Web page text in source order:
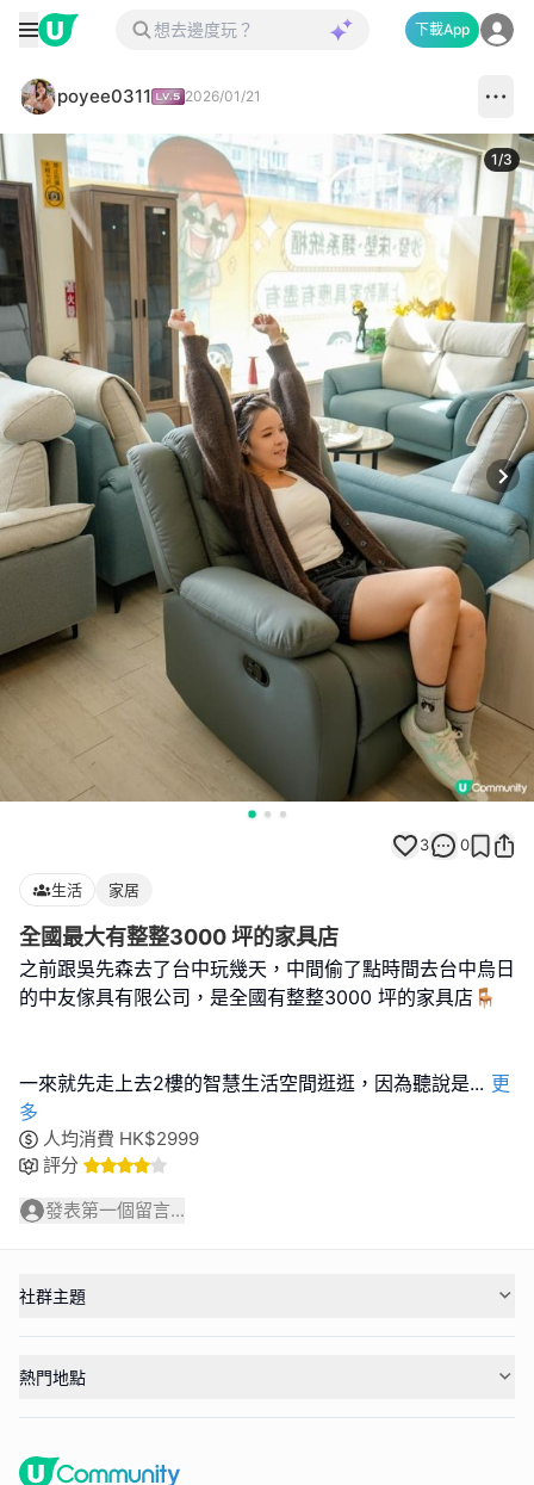
下載App
poyee0311 2026/01/21
1/3
3 0
生活 家居
全國最大有整整3000 坪的家具店
之前跟吳先森去了台中玩幾天，中間偷了點時間去台中烏日
的中友傢具有限公司，是全國有整整3000 坪的家具店🪑
一來就先走上去2樓的智慧生活空間逛逛，因為聽說是... 更
多
人均消費 HK$2999
評分
發表第一個留言...
社群主題
熱門地點